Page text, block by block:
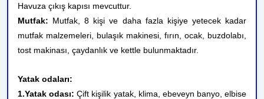
Havuza çıkış kapısı mevcuttur.
Mutfak: Mutfak, 8 kişi ve daha fazla kişiye yetecek kadar
mutfak malzemeleri, bulaşık makinesi, fırın, ocak, buzdolabı,
tost makinası, çaydanlık ve kettle bulunmaktadır.
Yatak odaları:
1.Yatak odası:Çift kişilik yatak, klima, ebeveyn banyo, elbise